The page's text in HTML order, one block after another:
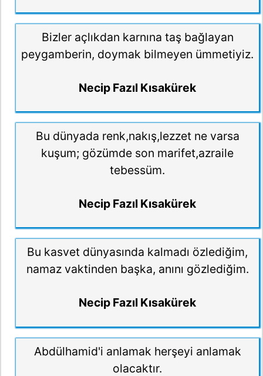
Bizler açlıkdan karnına taş bağlayan
peygamberin, doymak bilmeyen ümmetiyiz.
Necip Fazıl Kısakürek
Bu dünyada renk,nakış,lezzet ne varsa
kuşum; gözümde son marifet,azraile
tebessüm.
Necip Fazıl Kısakürek
Bu kasvet dünyasında kalmadı özlediğim,
namaz vaktinden başka, anını gözlediğim.
Necip Fazıl Kısakürek
Abdülhamid'i anlamak herşeyi anlamak
olacaktır.